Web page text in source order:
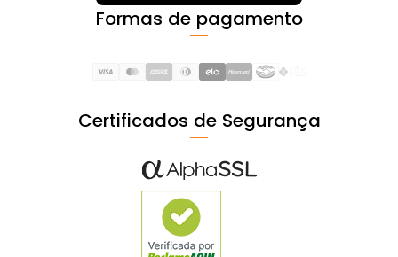
Formas de pagamento
Certificados de Segurança